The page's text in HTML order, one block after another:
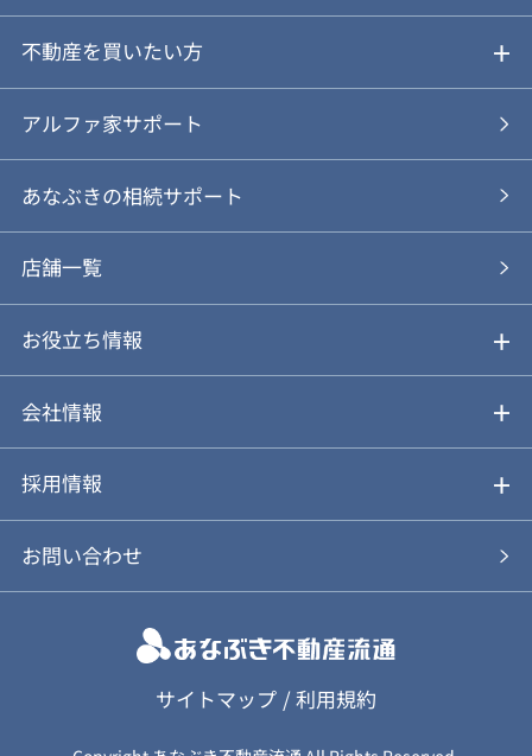
ご売却ガイド
ご売却の流れ
あなぶきの仲介
あなぶきの買取
仲介と買取のメリット・デメリット
動画やパンフレットで見る
不動産を買いたい方
ご購入ガイド
物件を探す
購入の流れ
購入前も後も安心サポート
お気に入り
アルファ家サポート
あなぶきの相続サポート
店舗一覧
お役立ち情報
不動産Q&A
アルファジャーナル
会社情報
会社概要
スタッフ紹介
個人情報保護方針
カスタマーハラスメント基本方針
採用情報
新卒採用について
キャリア採用について
お問い合わせ
サイトマップ /利用規約